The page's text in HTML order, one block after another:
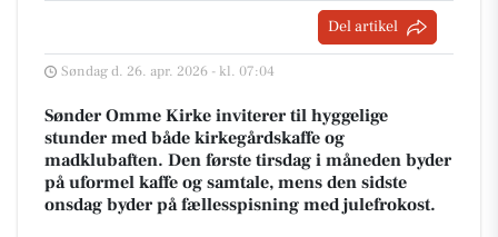
Del artikel
Søndag d. 26. apr. 2026 - kl. 07:04
Sønder Omme Kirke inviterer til hyggelige
stunder med både kirkegårdskaffe og
madklubaften. Den første tirsdag i måneden byder
på uformel kaffe og samtale, mens den sidste
onsdag byder på fællesspisning med julefrokost.